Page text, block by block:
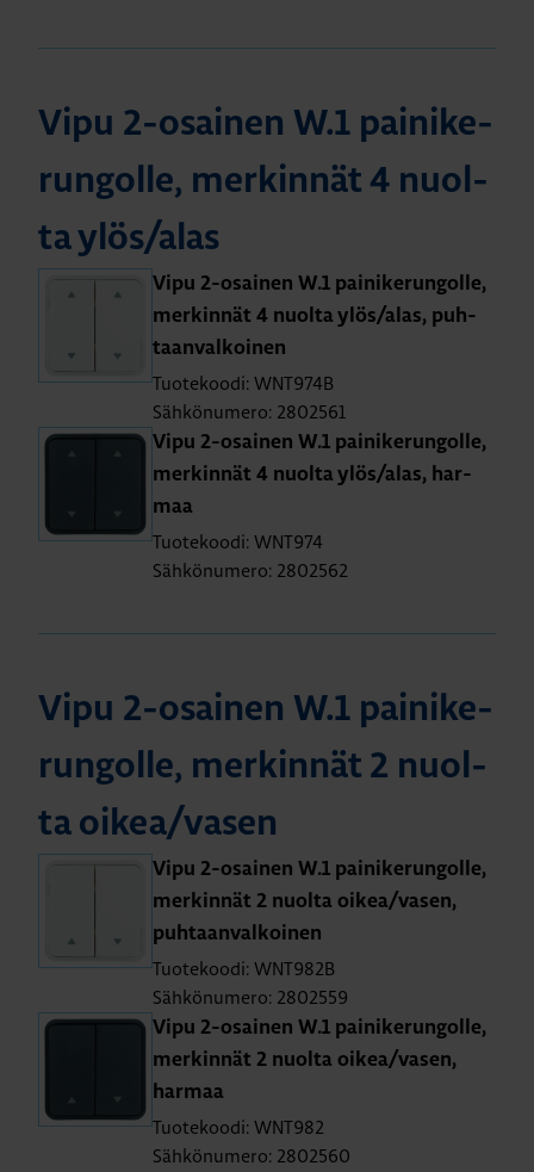
Vipu 2-osai­nen W.1 pai­ni­ke­
run­gol­le, mer­kin­nät 4 nuol­
ta ylös/alas
Vipu 2-osai­nen W.1 pai­ni­ke­run­gol­le,
mer­kin­nät 4 nuol­ta ylös/alas, puh­
taan­val­koi­nen
Tuotekoodi: WNT974B
Sähkönumero: 2802561
Vipu 2-osai­nen W.1 pai­ni­ke­run­gol­le,
mer­kin­nät 4 nuol­ta ylös/alas, har­
maa
Tuotekoodi: WNT974
Sähkönumero: 2802562
Vipu 2-osai­nen W.1 pai­ni­ke­
run­gol­le, mer­kin­nät 2 nuol­
ta oikea/vasen
Vipu 2-osai­nen W.1 pai­ni­ke­run­gol­le,
mer­kin­nät 2 nuol­ta oikea/vasen,
puh­taan­val­koi­nen
Tuotekoodi: WNT982B
Sähkönumero: 2802559
Vipu 2-osai­nen W.1 pai­ni­ke­run­gol­le,
mer­kin­nät 2 nuol­ta oikea/vasen,
har­maa
Tuotekoodi: WNT982
Sähkönumero: 2802560